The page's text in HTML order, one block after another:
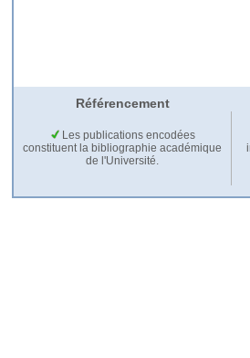
Référencement
Les publications encodées
constituent la bibliographie académique
de l'Université.